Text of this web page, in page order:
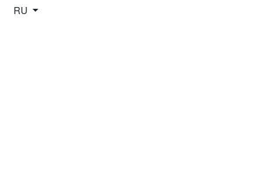
Select your language
RU